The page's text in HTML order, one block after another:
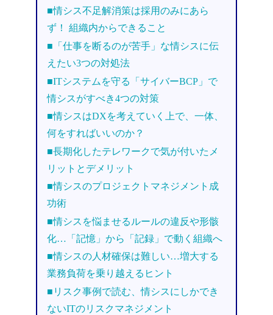
■情シス不足解消策は採用のみにあら
ず！ 組織内からできること
■「仕事を断るのが苦手」な情シスに伝
えたい3つの対処法
■ITシステムを守る「サイバーBCP」で
情シスがすべき4つの対策
■情シスはDXを考えていく上で、一体、
何をすればいいのか？
■長期化したテレワークで気が付いたメ
リットとデメリット
■情シスのプロジェクトマネジメント成
功術
■情シスを悩ませるルールの違反や形骸
化…「記憶」から「記録」で動く組織へ
■情シスの人材確保は難しい…増大する
業務負荷を乗り越えるヒント
■リスク事例で読む、情シスにしかでき
ないITのリスクマネジメント